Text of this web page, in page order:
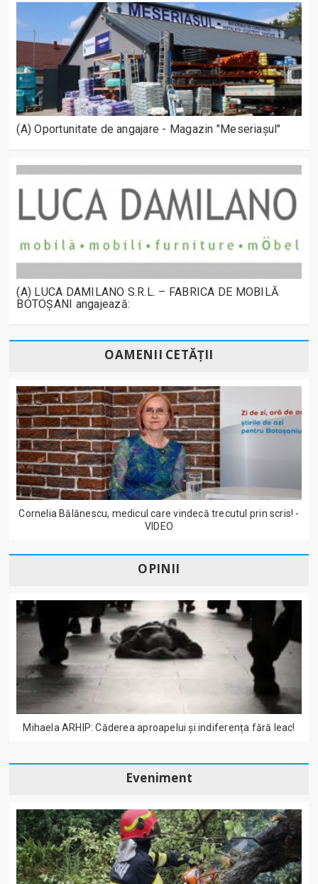
(A) Oportunitate de angajare - Magazin "Meseriașul"
(A) LUCA DAMILANO S.R.L. – FABRICA DE MOBILĂ
BOTOȘANI angajează:
OAMENII CETĂȚII
Cornelia Bălănescu, medicul care vindecă trecutul prin scris! -
VIDEO
OPINII
Mihaela ARHIP: Căderea aproapelui și indiferența fără leac!
Eveniment